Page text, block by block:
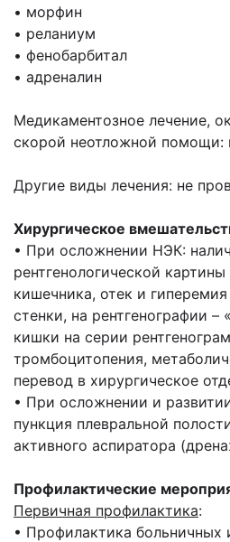
• морфин
• реланиум
• фенобарбитал
• адреналин
Медикаментозное лечение,
скорой неотложной помощи:
Другие виды лечения: не
Хирургическое
• При осложнении НЭК:
рентгенологической
кишечника, отек и
стенки, на рентгенографии –
кишки на серии
тромбоцитопения,
перевод в хирургическое
• При осложнении и
пункция плевральной
активного аспиратора
Профилактические
Первичная профилактика:
• Профилактика больничных